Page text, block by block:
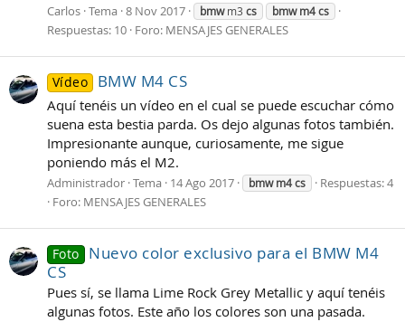
Carlos Tema 8 Nov 2017 bmwm3 cs bmw m4cs
Respuestas: 10 Foro: MENSAJES GENERALES
Vídeo BMW M4 CS
Aquí tenéis un vídeo en el cual se puede escuchar cómo
suena esta bestia parda. Os dejo algunas fotos también.
Impresionante aunque, curiosamente, me sigue
poniendo más el M2.
Administrador Tema 14 Ago 2017 bmw m4cs
Respuestas: 4
Foro: MENSAJES GENERALES
Foto
Nuevo color exclusivo para el BMW M4
CS
Pues sí, se llama Lime Rock Grey Metallic y aquí tenéis
algunas fotos. Este año los colores son una pasada.